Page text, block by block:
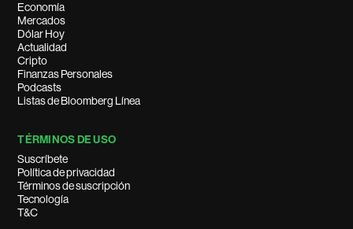
Economía
Mercados
Dólar Hoy
Actualidad
Cripto
Finanzas Personales
Podcasts
Listas de Bloomberg Línea
TÉRMINOS DE USO
Suscríbete
Política de privacidad
Términos de suscripción
Tecnología
T&C